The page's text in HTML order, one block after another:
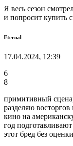
Я весь сезон
и попросит купить
Eternal
17.04.2024, 12:39
6
8
примитивный
разделяю
кино на
год
этот бред без оценки